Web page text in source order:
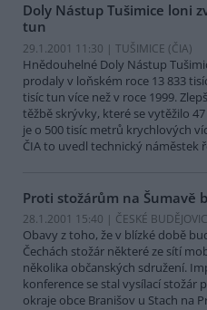
Doly Nástup Tušimice loni
tun
29.1.2001 11:30 | TUŠIMICE (ČIA)
Hnědouhelné Doly Nástup
prodaly v loňském roce 13 833
tisíc tun více než v roce 1999.
těžbě skrývky, které se vytěžilo
je o 500 tisíc metrů krychlových
ČIA to uvedl technický náměstek
Proti stožárům na Šumavě
28.1.2001 15:40 | ČESKÉ
Obavy z toho, že v blízké době
Čechách stožár některé ze sítí
několika občanských sdružení.
konference se stal vysílací stožár
okraje obce Branišov u Stach na